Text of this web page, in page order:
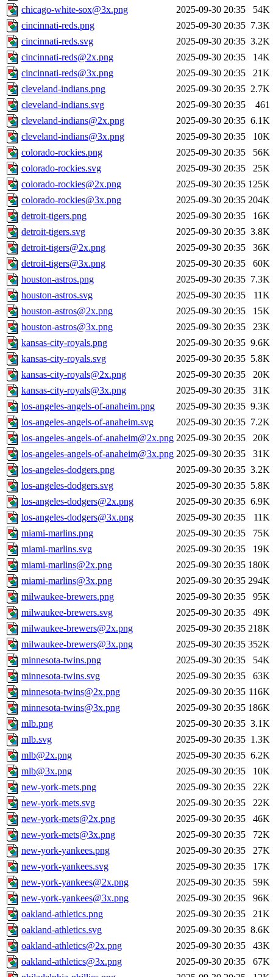
chicago-white-sox@3x.png
2025-09-30 20:35
54K
cincinnati-reds.png
2025-09-30 20:35 7.3K
cincinnati-reds.svg
2025-09-30 20:35 3.2K
cincinnati-reds@2x.png
2025-09-30 20:35
14K
cincinnati-reds@3x.png
2025-09-30 20:35
21K
cleveland-indians.png
2025-09-30 20:35 2.7K
cleveland-indians.svg
2025-09-30 20:35
461
cleveland-indians@2x.png
2025-09-30 20:35 6.1K
cleveland-indians@3x.png
2025-09-30 20:35
10K
colorado-rockies.png
2025-09-30 20:35
56K
colorado-rockies.svg
2025-09-30 20:35
25K
colorado-rockies@2x.png
2025-09-30 20:35 125K
colorado-rockies@3x.png
2025-09-30 20:35 204K
detroit-tigers.png
2025-09-30 20:35
16K
detroit-tigers.svg
2025-09-30 20:35 3.8K
detroit-tigers@2x.png
2025-09-30 20:35
36K
detroit-tigers@3x.png
2025-09-30 20:35
60K
houston-astros.png
2025-09-30 20:35 7.3K
houston-astros.svg
2025-09-30 20:35
11K
houston-astros@2x.png
2025-09-30 20:35
15K
houston-astros@3x.png
2025-09-30 20:35
23K
kansas-city-royals.png
2025-09-30 20:35 9.6K
kansas-city-royals.svg
2025-09-30 20:35 5.8K
kansas-city-royals@2x.png
2025-09-30 20:35
20K
kansas-city-royals@3x.png
2025-09-30 20:35
31K
los-angeles-angels-of-anaheim.png
2025-09-30 20:35 9.3K
los-angeles-angels-of-anaheim.svg
2025-09-30 20:35 7.2K
los-angeles-angels-of-anaheim@2x.png 2025-09-30 20:35
20K
los-angeles-angels-of-anaheim@3x.png 2025-09-30 20:35
31K
los-angeles-dodgers.png
2025-09-30 20:35 3.2K
los-angeles-dodgers.svg
2025-09-30 20:35 5.8K
los-angeles-dodgers@2x.png
2025-09-30 20:35 6.9K
los-angeles-dodgers@3x.png
2025-09-30 20:35
11K
miami-marlins.png
2025-09-30 20:35
75K
miami-marlins.svg
2025-09-30 20:35
19K
miami-marlins@2x.png
2025-09-30 20:35 180K
miami-marlins@3x.png
2025-09-30 20:35 294K
milwaukee-brewers.png
2025-09-30 20:35
95K
milwaukee-brewers.svg
2025-09-30 20:35
49K
milwaukee-brewers@2x.png
2025-09-30 20:35 218K
milwaukee-brewers@3x.png
2025-09-30 20:35 352K
minnesota-twins.png
2025-09-30 20:35
54K
minnesota-twins.svg
2025-09-30 20:35
63K
minnesota-twins@2x.png
2025-09-30 20:35 116K
minnesota-twins@3x.png
2025-09-30 20:35 186K
mlb.png
2025-09-30 20:35 3.1K
mlb.svg
2025-09-30 20:35 1.3K
mlb@2x.png
2025-09-30 20:35 6.2K
mlb@3x.png
2025-09-30 20:35
10K
new-york-mets.png
2025-09-30 20:35
22K
new-york-mets.svg
2025-09-30 20:35
22K
new-york-mets@2x.png
2025-09-30 20:35
46K
new-york-mets@3x.png
2025-09-30 20:35
72K
new-york-yankees.png
2025-09-30 20:35
27K
new-york-yankees.svg
2025-09-30 20:35
17K
new-york-yankees@2x.png
2025-09-30 20:35
59K
new-york-yankees@3x.png
2025-09-30 20:35
96K
oakland-athletics.png
2025-09-30 20:35
21K
oakland-athletics.svg
2025-09-30 20:35 8.6K
oakland-athletics@2x.png
2025-09-30 20:35
43K
oakland-athletics@3x.png
2025-09-30 20:35
67K